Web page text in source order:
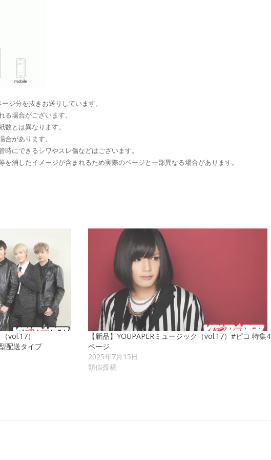
ジ分を抜きお送りしています。
場合がございます。
とは異なります。
があります。
にできるシワやスレ傷などはございます。
消したイメージが含まれるため実際のページと一部異なる場合があります。
vol.17）
配送タイプ
【新品】YOUPAPERミュージック（vol.17）#ピコ 特集4
ページ
2025年7月15日
類似投稿